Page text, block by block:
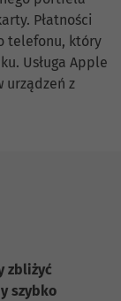
Płatności
telefonu, który
Usługa Apple
urządzeń z
zbliżyć
szybko